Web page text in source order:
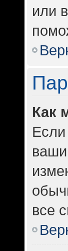
или
Как
все